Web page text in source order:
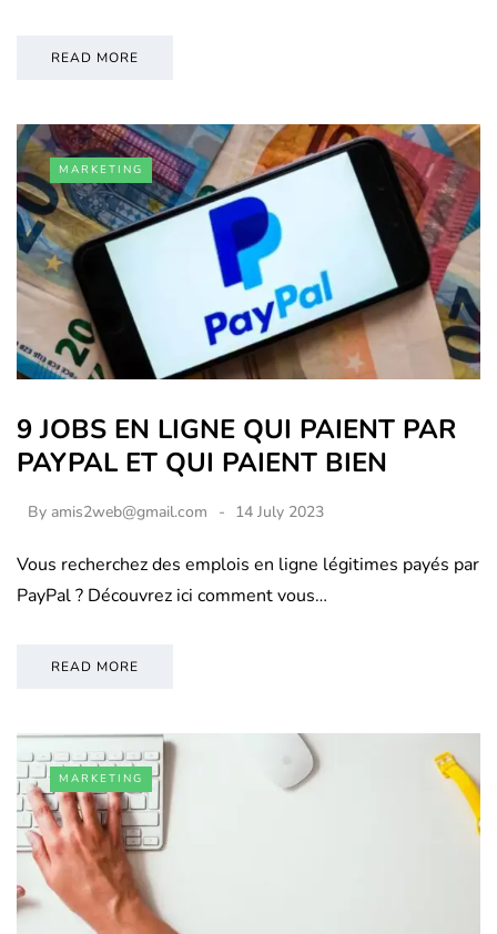
READ MORE
MARKETING
9 JOBS EN LIGNE QUI PAIENT PAR
PAYPAL ET QUI PAIENT BIEN
By amis2web@gmail.com 14 July 2023
Vous recherchez des emplois en ligne légitimes payés par
PayPal ? Découvrez ici comment vous…
READ MORE
MARKETING